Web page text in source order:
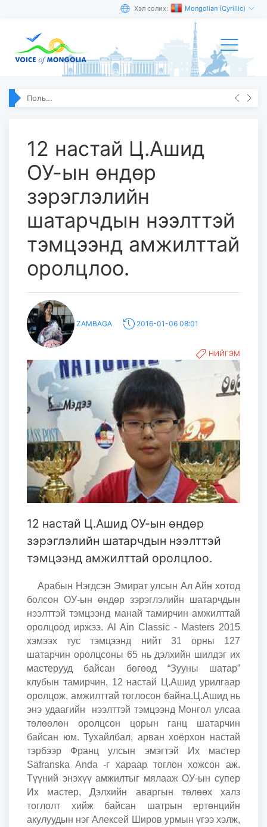
Хэл солих: Mongolian (Cyrillic)
12 настай Ц.Ашид
ОУ-ын өндөр
зэрэглэлийн
шатарчдын нээлттэй
тэмцээнд амжилттай
оролцлоо.
ZAMBAGA 2016-01-06 08:01
НИЙГЭМ
12 настай Ц.Ашид ОУ-ын өндөр
зэрэглэлийн шатарчдын нээлттэй
тэмцээнд амжилттай оролцлоо.
Арабын Нэгдсэн Эмират улсын Ал Айн хотод
болсон ОУ-ын өндөр зэрэглэлийн шатарчдын
нээлттэй тэмцээнд манай тамирчин амжилттай
оролцоод иржээ. Al Ain Classic - Masters 2015
хэмээх тус тэмцээнд нийт 31 орны 127
шатарчин оролцсоны 65 нь дэлхийн шилдэг их
мастерууд байсан бөгөөд “Зууны шатар”
клубын тамирчин, 12 настай Ц.Ашид урилгаар
оролцож, амжилттай тоглосон байна.Ц.Ашид нь
энэ удаагийн нээлттэй тэмцээнд Монгол улсаа
төлөөлөн оролцсон цорын ганц шатарчин
байсан юм. Тухайлбал, арван хоёрхон настай
тэрбээр Франц улсын эмэгтэй Их мастер
Safranska Anda -г хараар тоглон хожсон аж.
Түүний энэхүү амжилтыг мялааж ОУ-ын супер
Их мастер, Дэлхийн аваргын төлөөх халз
тоглолт хийж байсан шатрын ертөнцийн
акулуудын нэг Алексей Широв урмын үгээ хэлж,